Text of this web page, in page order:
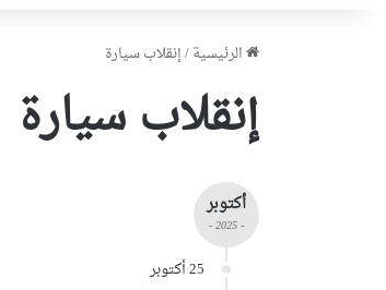
الرئيسية/إنقلاب سيارة
إنقلاب سيارة
أكتوبر
- 2025 -
25 أكتوبر